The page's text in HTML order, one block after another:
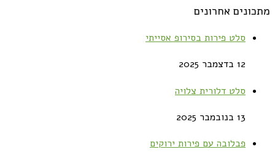
מתכונים אחרונים
סלט פירות בסירופ אסייתי
12 בדצמבר 2025
סלט דלורית צלויה
13 בנובמבר 2025
פבלובה עם פירות ירוקים